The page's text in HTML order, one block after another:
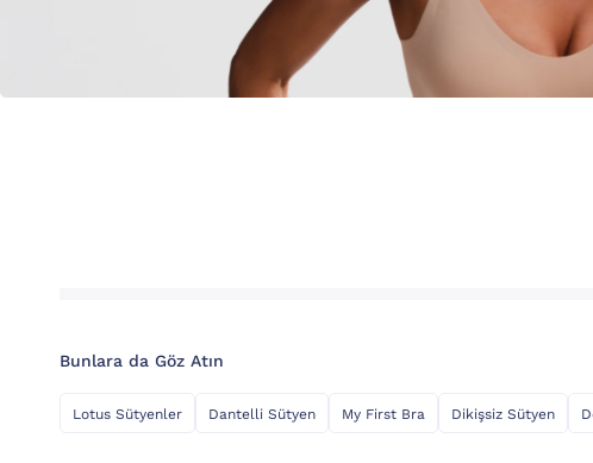
Bunlara da Göz Atın
Lotus Sütyenler Dantelli Sütyen My First Bra Dikişsiz Sütyen